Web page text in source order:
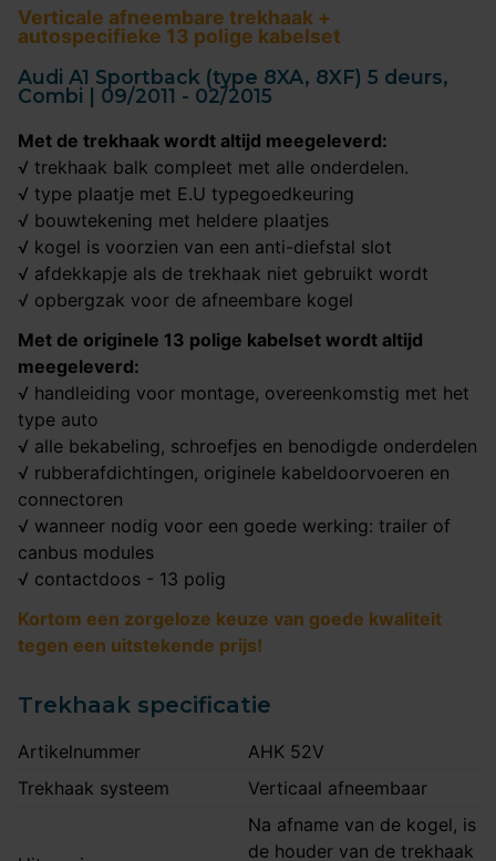
Verticale afneembare trekhaak +
autospecifieke 13 polige kabelset
Audi A1 Sportback (type 8XA, 8XF) 5 deurs,
Combi | 09/2011 - 02/2015
Met de trekhaak wordt altijd meegeleverd:
√ trekhaak balk compleet met alle onderdelen.
√ type plaatje met E.U typegoedkeuring
√ bouwtekening met heldere plaatjes
√ kogel is voorzien van een anti-diefstal slot
√ afdekkapje als de trekhaak niet gebruikt wordt
√ opbergzak voor de afneembare kogel
Met de originele 13 polige kabelset wordt altijd
meegeleverd:
√ handleiding voor montage, overeenkomstig met het
type auto
√ alle bekabeling, schroefjes en benodigde onderdelen
√ rubberafdichtingen, originele kabeldoorvoeren en
connectoren
√ wanneer nodig voor een goede werking: trailer of
canbus modules
√ contactdoos - 13 polig
Kortom een zorgeloze keuze van goede kwaliteit
tegen een uitstekende prijs!
Trekhaak specificatie
Artikelnummer
AHK 52V
Trekhaak systeem
Verticaal afneembaar
Na afname van de kogel, is
de houder van de trekhaak